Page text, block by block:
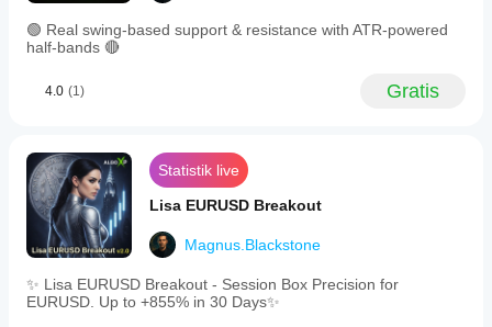
🟢 Real swing-based support & resistance with ATR-powered
half-bands 🔴
4.0 (1) Gratis
Statistik live
Lisa EURUSD Breakout
Magnus.Blackstone
✨ Lisa EURUSD Breakout - Session Box Precision for
EURUSD. Up to +855% in 30 Days✨